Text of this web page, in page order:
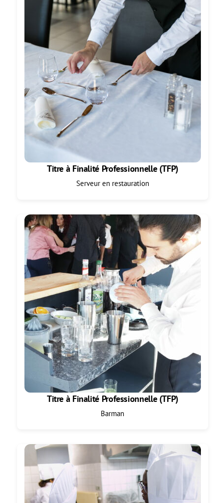
Titre à Finalité Professionnelle (TFP)
Serveur en restauration
Titre à Finalité Professionnelle (TFP)
Barman